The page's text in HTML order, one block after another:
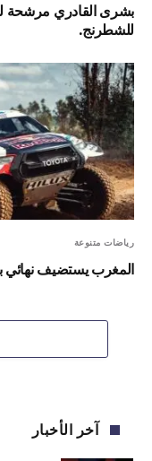
بشرى القادري مرشحة
للشطرنج.
رياضات متنوعة
المغرب يستضيف نهائي
آخر الأخبار